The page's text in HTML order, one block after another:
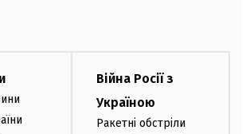
Війна Росії з
Україною
Ракетні обстріли